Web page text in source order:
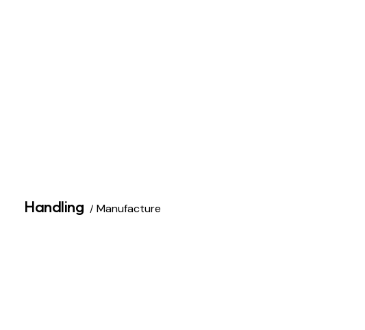
Manufacture
Handling